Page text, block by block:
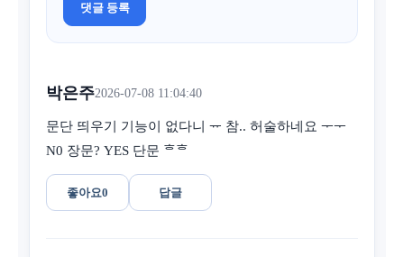
댓글 등록
박은주2026-07-08 11:04:40
문단 띄우기 기능이 없다니 ᅲ 참.. 허술하네요 ᅮᅮ
N0 장문? YES 단문 ᄒᄒ
좋아요0 답글